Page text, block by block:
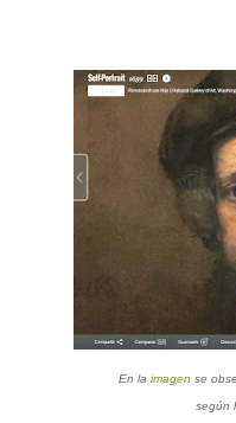
En la imagen se
según